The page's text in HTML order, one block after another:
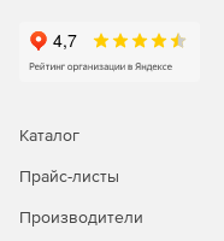
пользователей, а
течение суток.
электронных писем по
актуальных
Каталог
Прайс-листы
Производители